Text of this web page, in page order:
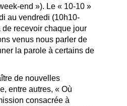
end »). Le « 10-10 »
au vendredi (10h10-
de recevoir chaque jour
venus nous parler de
la parole à certains de
de nouvelles
entre autres, « Où
consacrée à